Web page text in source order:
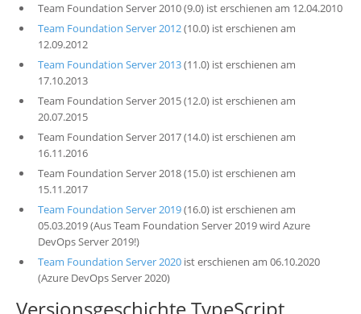
Team Foundation Server 2010 (9.0) ist erschienen am 12.04.2010
Team Foundation Server 2012(10.0) ist erschienen am
12.09.2012
Team Foundation Server 2013(11.0) ist erschienen am
17.10.2013
Team Foundation Server 2015 (12.0) ist erschienen am
20.07.2015
Team Foundation Server 2017 (14.0) ist erschienen am
16.11.2016
Team Foundation Server 2018 (15.0) ist erschienen am
15.11.2017
Team Foundation Server 2019(16.0) ist erschienen am
05.03.2019 (Aus Team Foundation Server 2019 wird Azure
DevOps Server 2019!)
Team Foundation Server 2020ist erschienen am 06.10.2020
(Azure DevOps Server 2020)